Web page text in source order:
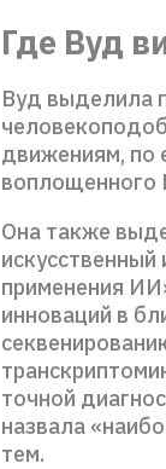
Где Вуд
Вуд выделила
движениям, по
воплощенного
Она также
применения
инноваций в
точной
назвала
тем.